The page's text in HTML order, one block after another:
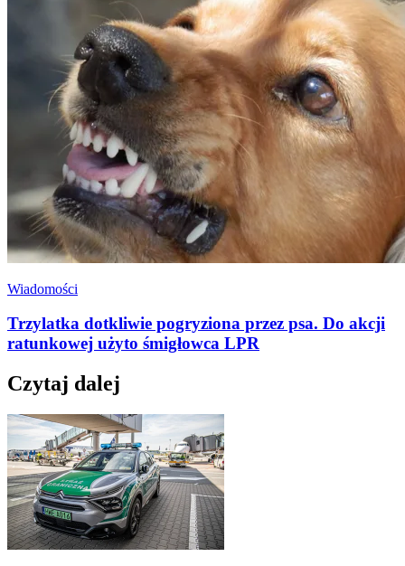
Wiadomości
Trzylatka dotkliwie pogryziona przez psa. Do akcji
ratunkowej użyto śmigłowca LPR
Czytaj dalej